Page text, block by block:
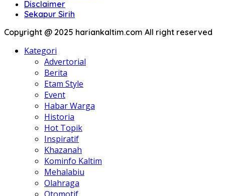
Disclaimer
Sekapur Sirih
Copyright @ 2025 hariankaltim.com All right reserved
Kategori
Advertorial
Berita
Etam Style
Event
Habar Warga
Historia
Hot Topik
Inspiratif
Khazanah
Kominfo Kaltim
Mehalabiu
Olahraga